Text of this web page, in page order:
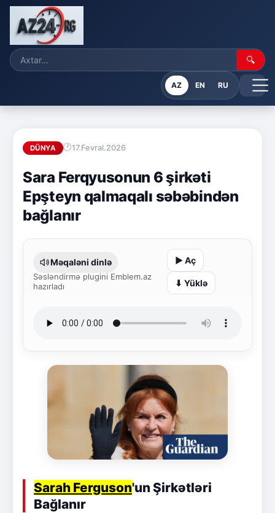
🔍
AZ EN RU
DÜNYA 17.Fevral.2026
Sara Ferqyusonun 6 şirkəti
Epşteyn qalmaqalı səbəbindən
bağlanır
Məqaləni dinlə
Səsləndirmə plugini Emblem.az
hazırladı
▶ Aç
⬇ Yüklə
Sarah Ferguson'un Şirkətləri
Bağlanır